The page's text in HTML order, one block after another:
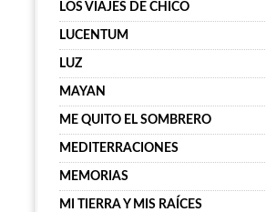
LOS VIAJES DE CHICO
LUCENTUM
LUZ
MAYAN
ME QUITO EL SOMBRERO
MEDITERRACIONES
MEMORIAS
MI TIERRA Y MIS RAÍCES